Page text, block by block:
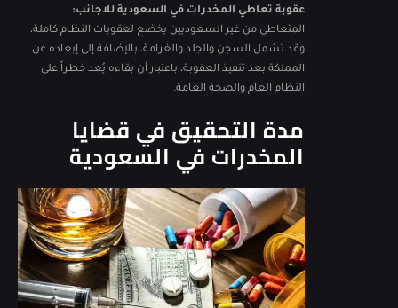
عقوبة تعاطي المخدرات في السعودية للاجانب:
المتعاطي من غير السعوديين يخضع لعقوبات النظام كاملة،
وقد تشمل السجن والجلد والغرامة، بالإضافة إلى إبعاده عن
المملكة بعد تنفيذ العقوبة، باعتبار أن بقاءه يُعد خطراً على
النظام العام والصحة العامة.
مدة التحقيق في قضايا
المخدرات في السعودية